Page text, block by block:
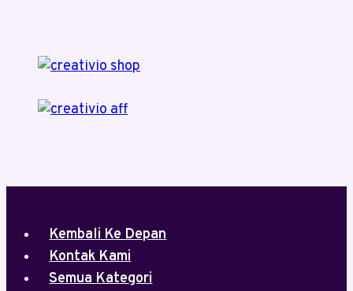
Kembali Ke Depan
Kontak Kami
Semua Kategori